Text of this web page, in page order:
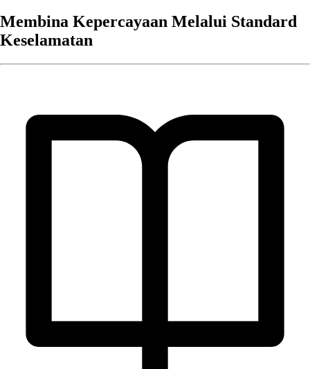
Membina Kepercayaan Melalui Standard
Keselamatan